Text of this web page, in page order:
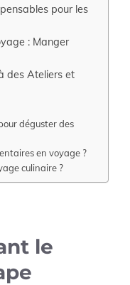
pour les
: Manger
des Ateliers et
déguster des
en voyage ?
culinaire ?
le